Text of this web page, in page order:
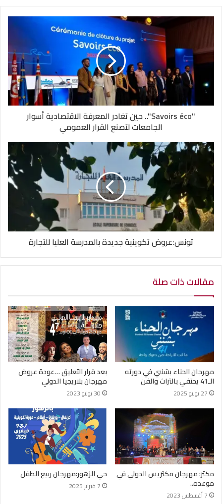
"Savoirs éco".. حين تغادر المعرفة الاقتصادية أسوار
الجامعات لتصنع القرار العمومي
تونس:عروض تكوينية جديدة بالمدرسة العليا للتجارة
مقالات ذات صلة
مهرجان الحناء بشنني في دورته
الـ41 يحتفي بالتراث والفن
27 يوليو 2025
بعد قرار التعليق …عودة عروض
مهرجان بلاريجيا الدولي
30 يوليو 2023
مكثر: مهرجان مكتريس الدولي في
موعده..
7 أغسطس 2023
حي الزهور:مهرجان ربيع الطفل
7 فبراير 2025